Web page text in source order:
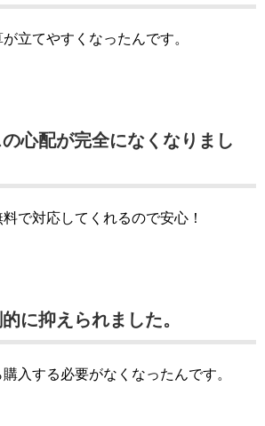
立てやすくなったんです。
心配が完全になくなりまし
で対応してくれるので安心！
に抑えられました。
入する必要がなくなったんです。